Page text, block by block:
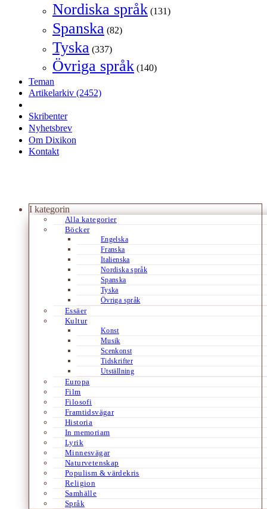
Nordiska språk (131)
Spanska (82)
Tyska (337)
Övriga språk (140)
Teman
Artikelarkiv (2452)
Skribenter
Nyhetsbrev
Om Dixikon
Kontakt
I kategorin
Alla kategorier
Böcker
Engelska
Franska
Italienska
Nordiska språk
Spanska
Tyska
Övriga språk
Essäer
Kultur
Konst
Musik
Scenkonst
Tidskrifter
Utställning
Europa
Film
Filosofi
Framtidsvägar
Historia
In memoriam
Lyrik
Minnesvägar
Naturvetenskap
Populism & värdekris
Religion
Samhälle
Språk